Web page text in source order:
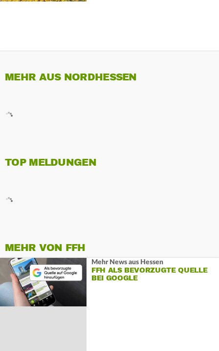
MEHR AUS NORDHESSEN
TOP MELDUNGEN
MEHR VON FFH
Mehr News aus Hessen
FFH ALS BEVORZUGTE QUELLE
BEI GOOGLE